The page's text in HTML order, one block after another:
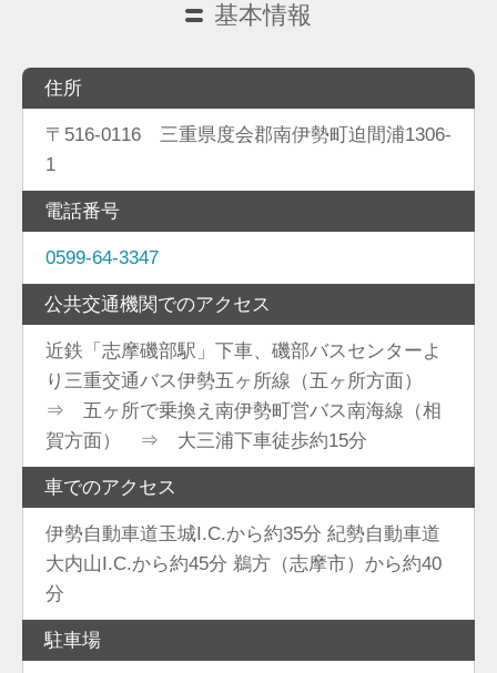
基本情報
住所
〒516-0116 三重県度会郡南伊勢町迫間浦1306-
1
電話番号
0599-64-3347
公共交通機関でのアクセス
近鉄「志摩磯部駅」下車、磯部バスセンターよ
り三重交通バス伊勢五ヶ所線（五ヶ所方面）
⇒ 五ヶ所で乗換え南伊勢町営バス南海線（相
賀方面） ⇒ 大三浦下車徒歩約15分
車でのアクセス
伊勢自動車道玉城I.C.から約35分 紀勢自動車道
大内山I.C.から約45分 鵜方（志摩市）から約40
分
駐車場